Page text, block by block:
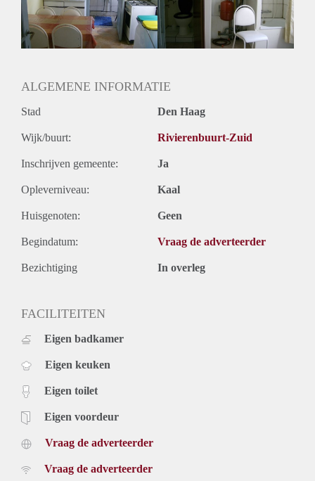
ALGEMENE INFORMATIE
Stad Den Haag
Wijk/buurt: Rivierenbuurt-Zuid
Inschrijven gemeente: Ja
Opleverniveau: Kaal
Huisgenoten: Geen
Begindatum: Vraag de adverteerder
Bezichtiging In overleg
FACILITEITEN
Eigen badkamer
Eigen keuken
Eigen toilet
Eigen voordeur
Vraag de adverteerder
Vraag de adverteerder